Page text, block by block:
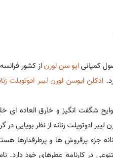
کمپانیایو سن لورناز کشور
ادکلن ایوسن لورن لیبر ادوتویلت
شگفت انگیز و خارق العاده ای
ادوتویلت زنانه از نظر بویایی
جزء پرفروش ها و پرطرفدارها
در کارنامه عطرهای خود